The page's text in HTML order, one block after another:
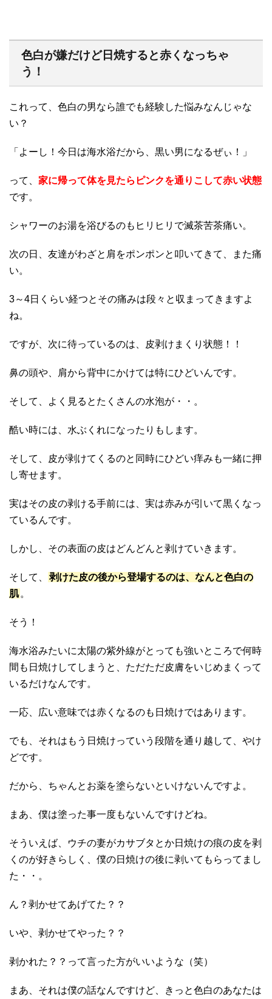
色白が嫌だけど日焼すると赤くなっちゃ
う！
これって、色白の男なら誰でも経験した悩みなんじゃな
い？
「よーし！今日は海水浴だから、黒い男になるぜぃ！」
って、 家に帰って体を見たらピンクを通りこして赤い状態
です。
シャワーのお湯を浴びるのもヒリヒリで滅茶苦茶痛い。
次の日、友達がわざと肩をポンポンと叩いてきて、また痛
い。
3～4日くらい経つとその痛みは段々と収まってきますよ
ね。
ですが、次に待っているのは、皮剥けまくり状態！！
鼻の頭や、肩から背中にかけては特にひどいんです。
そして、よく見るとたくさんの水泡が・・。
酷い時には、水ぶくれになったりもします。
そして、皮が剥けてくるのと同時にひどい痒みも一緒に押
し寄せます。
実はその皮の剥ける手前には、実は赤みが引いて黒くなっ
ているんです。
しかし、その表面の皮はどんどんと剥けていきます。
そして、
剥けた皮の後から登場するのは、なんと色白の
肌 。
そう！
海水浴みたいに太陽の紫外線がとっても強いところで何時
間も日焼けしてしまうと、ただただ皮膚をいじめまくって
いるだけなんです。
一応、広い意味では赤くなるのも日焼けではあります。
でも、それはもう日焼けっていう段階を通り越して、やけ
どです。
だから、ちゃんとお薬を塗らないといけないんですよ。
まあ、僕は塗った事一度もないんですけどね。
そういえば、ウチの妻がカサブタとか日焼けの痕の皮を剥
くのが好きらしく、僕の日焼けの後に剥いてもらってまし
た・・。
ん？剥かせてあげてた？？
いや、剥かせてやった？？
剥かれた？？って言った方がいいような（笑）
まあ、それは僕の話なんですけど、きっと色白のあなたは